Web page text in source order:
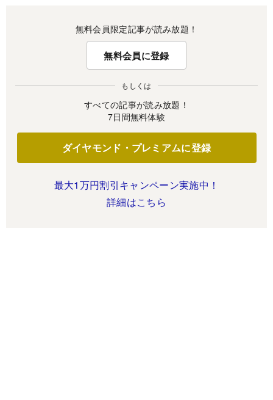
無料会員限定記事が読み放題！
無料会員に登録
もしくは
すべての記事が読み放題！
7日間無料体験
ダイヤモンド・プレミアムに登録
最大1万円割引キャンペーン実施中！
詳細はこちら